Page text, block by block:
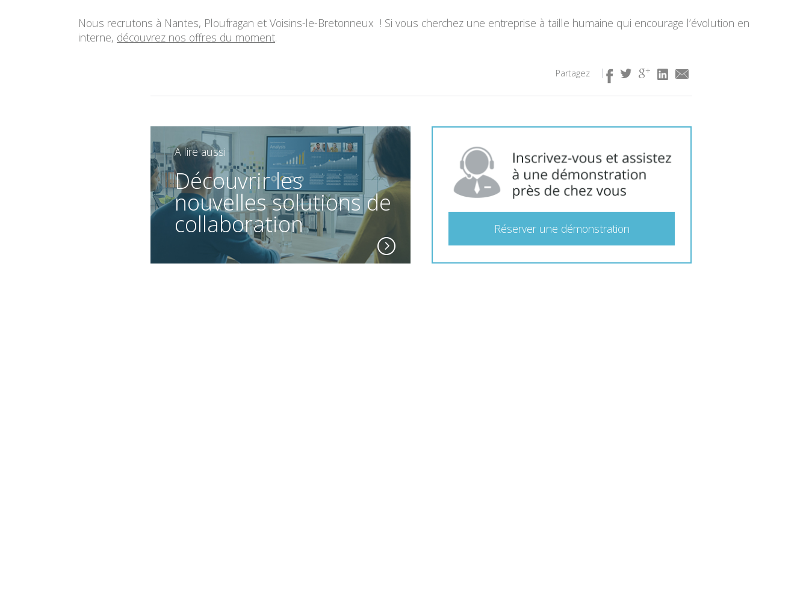
Nous recrutons à Nantes, Ploufragan et Voisins-le-Bretonneux ! Si vous cherchez une entreprise à taille humaine qui encourage l’évolution en
interne, découvrez nos offres du moment.
Partagez
A lire aussi
Découvrir les
nouvelles solutions de
collaboration Réserver une démonstration